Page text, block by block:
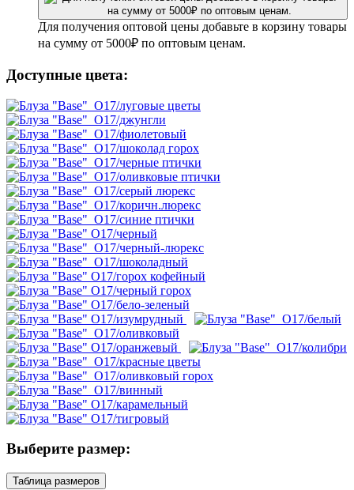
Для получения оптовой цены добавьте в корзину товары
на сумму от 5000₽ по оптовым ценам.
Доступные цвета:
Выберите размер:
Таблица размеров